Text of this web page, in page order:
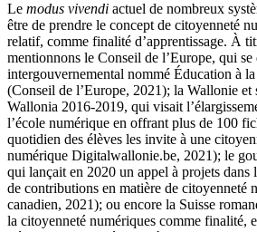
Le modus vivendi actuel de nombreux
être de prendre le concept de citoyenneté
relatif, comme finalité d’apprentissage. À
mentionnons le Conseil de l’Europe, qui
intergouvernemental nommé Éducation à
(Conseil de l’Europe, 2021); la Wallonie
Wallonia 2016‑2019, qui visait
l’école numérique en offrant plus de 100
quotidien des élèves les invite à une
numérique Digitalwallonie.be, 2021); le
qui lançait en 2020 un appel à projets dans
de contributions en matière de citoyenneté
canadien, 2021); ou encore la Suisse
la citoyenneté numériques comme finalité,